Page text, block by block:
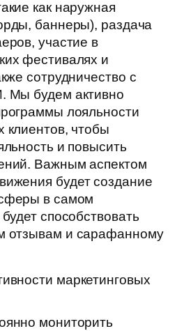
как наружная
баннеры), раздача
участие в
фестивалях и
сотрудничество с
Мы будем активно
лояльности
клиентов, чтобы
и повысить
Важным аспектом
будет создание
в самом
способствовать
отзывам и сарафанному
маркетинговых
мониторить